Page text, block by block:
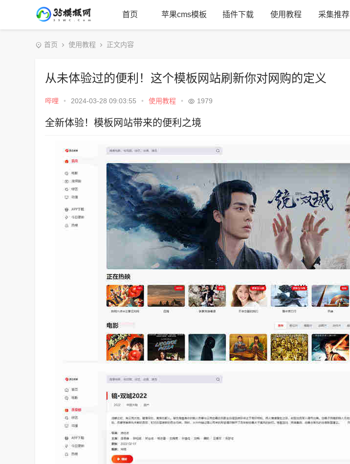
首页 苹果cms模板 插件下载 使用教程 采集推荐
首页 使用教程 正文内容
从未体验过的便利！这个模板网站刷新你对网购的定义
哔哩 • 2024-03-28 09:03:55 • 使用教程 • 1979
全新体验！模板网站带来的便利之境